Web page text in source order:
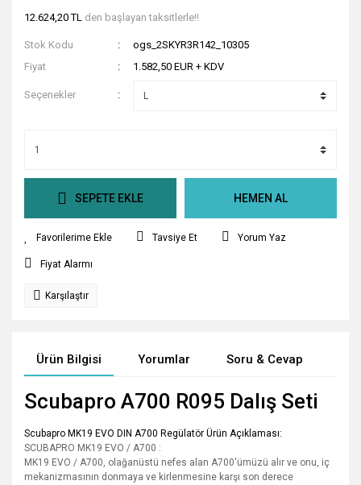
12.624,20 TL den başlayan taksitlerle!!
Stok Kodu
ogs_2SKYR3R142_10305
Fiyat
1.582,50 EUR + KDV
Seçenekler
SEPETE EKLE HEMEN AL
Tavsiye Et Yorum Yaz
Fiyat Alarmı
Karşılaştır
Ürün Bilgisi Yorumlar Soru & Cevap
Scubapro A700 R095 Dalış Seti
Scubapro MK19 EVO DIN A700 Regülatör Ürün Açıklaması:
SCUBAPRO MK19 EVO / A700 :
MK19 EVO / A700, olağanüstü nefes alan A700'ümüzü alır ve onu, iç
mekanizmasının donmaya ve kirlenmesine karşı son derece